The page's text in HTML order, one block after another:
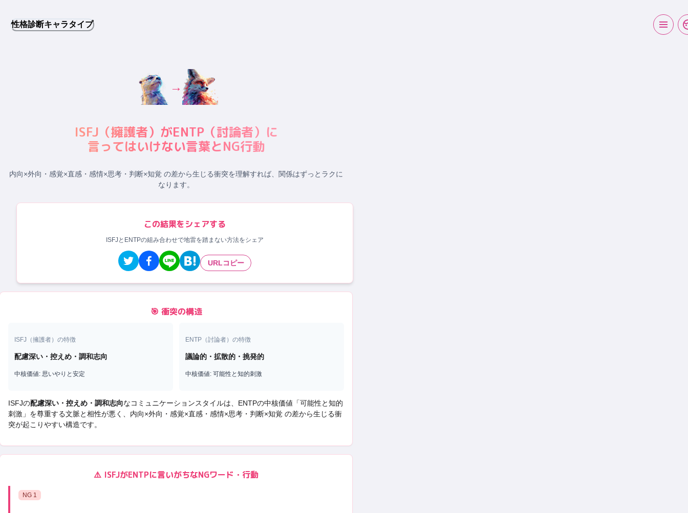
性格診断キャラタイプ
→
ISFJ （擁護者）がENTP（討論者）に
言ってはいけない言葉とNG行動
内向×外向・感覚×直感・感情×思考・判断×知覚 の差から生じる衝突を理解すれば、関係はずっとラクに
なります。
この結果をシェアする
ISFJとENTPの組み合わせで地雷を踏まない方法をシェア
URLコピー
🎯 衝突の構造
ISFJ （擁護者）の特徴
配慮深い・控えめ・調和志向
中核価値: 思いやりと安定
ENTP （討論者）の特徴
議論的・拡散的・挑発的
中核価値: 可能性と知的刺激
ISFJの配慮深い・控えめ・調和志向なコミュニケーションスタイルは、 ENTPの中核価値「可能性と知的
刺激 」を尊重する文脈と相性が悪く、 内向×外向・感覚×直感・感情×思考・判断×知覚 の差から生じる衝
突が起こりやすい構造です。
⚠️ ISFJがENTPに言いがちなNGワード・行動
NG 1